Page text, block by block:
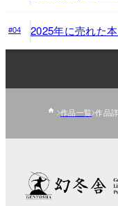
#04 2025年に売れた
作品一覧 作品